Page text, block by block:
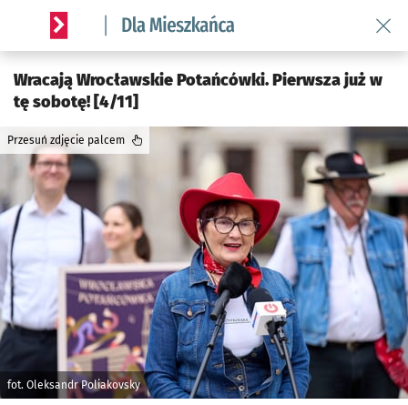
Serwis informacyjny wroclaw.pl podserwis: Dla mieszkańca
Wracają Wrocławskie Potańcówki. Pierwsza już w
tę sobotę! [4/11]
fot. Oleksandr Poliakovsky
Przesuń zdjęcie palcem